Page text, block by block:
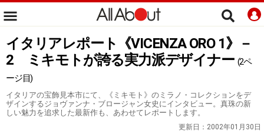
イタリアレポート《VICENZA ORO 1》－
2 ミキモトが誇る実力派デザイナー (2ペ
ージ目)
イタリアの宝飾見本市にて、《ミキモト》のミラノ・コレクションをデ
ザインするジョヴァンナ・ブロージャン女史にインタビュー。真珠の新
しい魅力を追求した最新作も、あわせてレポートします。
更新日： 2002年01月30日